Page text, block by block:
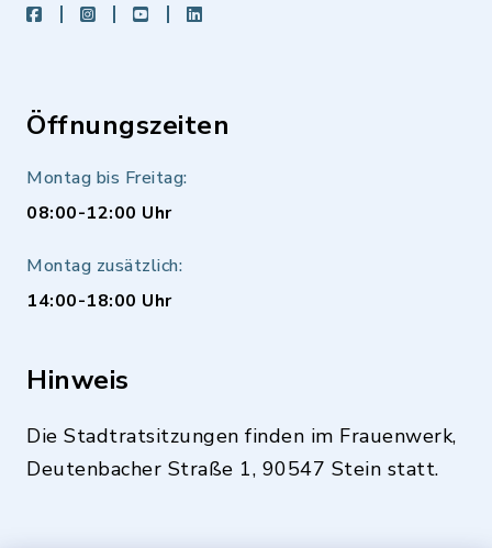
facebookinstagramyoutubeLinkedIn
Öffnungszeiten
Montag bis Freitag:
08:00-12:00 Uhr
Montag zusätzlich:
14:00-18:00 Uhr
Hinweis
Die Stadtratsitzungen finden im Frauenwerk,
Deutenbacher Straße 1, 90547 Stein statt.